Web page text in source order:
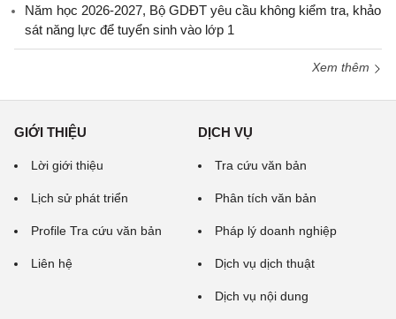
Năm học 2026-2027, Bộ GDĐT yêu cầu không kiểm tra, khảo
sát năng lực để tuyển sinh vào lớp 1
Xem thêm
GIỚI THIỆU
Lời giới thiệu
Lịch sử phát triển
Profile Tra cứu văn bản
Liên hệ
DỊCH VỤ
Tra cứu văn bản
Phân tích văn bản
Pháp lý doanh nghiệp
Dịch vụ dịch thuật
Dịch vụ nội dung